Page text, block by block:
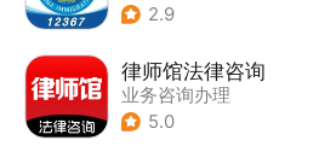
2.9
律师馆法律咨询
业务咨询办理
5.0